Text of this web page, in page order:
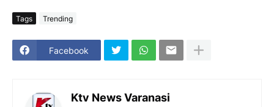
Tags Trending
Facebook
Ktv News Varanasi